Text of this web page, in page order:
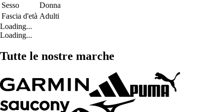
Sesso
Donna
Fascia d'età Adulti
Loading...
Loading...
Tutte le nostre marche